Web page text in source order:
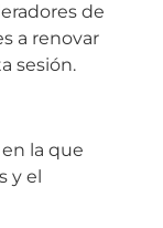
de
a renovar
sesión.
la que
y el